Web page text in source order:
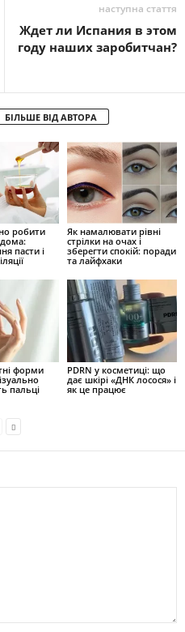
наступна стаття
Ждет ли Испания в этом
году наших заробитчан?
БІЛЬШЕ ВІД АВТОРА
робити
пасти і
Як намалювати рівні
стрілки на очах і
зберегти спокій: поради
та лайфхаки
форми
пальці
PDRN у косметиці: що
дає шкірі «ДНК лосося» і
як це працює